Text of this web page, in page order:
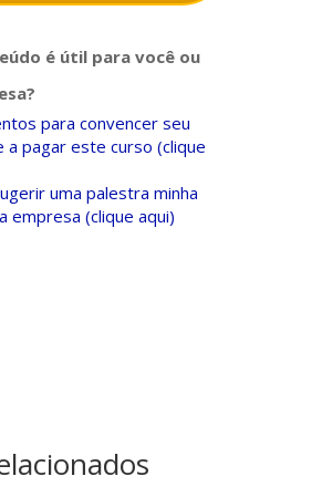
é útil para você ou
para convencer seu
a pagar este curso (clique
uma palestra minha
empresa (clique aqui)